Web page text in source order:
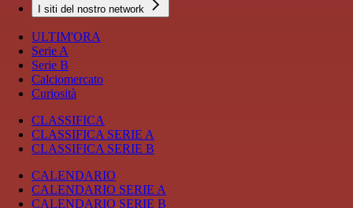
I siti del nostro network
ULTIM'ORA
Serie A
Serie B
Calciomercato
Curiosità
CLASSIFICA
CLASSIFICA SERIE A
CLASSIFICA SERIE B
CALENDARIO
CALENDARIO SERIE A
CALENDARIO SERIE B